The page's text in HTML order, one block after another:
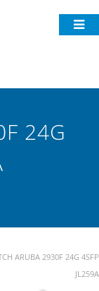
24G
ARUBA 2930F 24G 4SFP
JL259A